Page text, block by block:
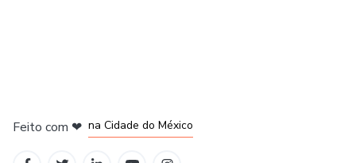
Feito com ❤ na Cidade do México